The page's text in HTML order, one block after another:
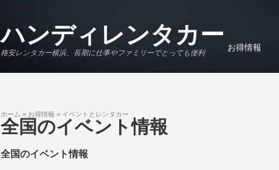
ハンディレンタカー
格安レンタカー横浜、長期に仕事やファミリーでとっても便利
お得情報
現在地
ホーム » お得情報 » イベントとレンタカー
全国のイベント情報
全国のイベント情報